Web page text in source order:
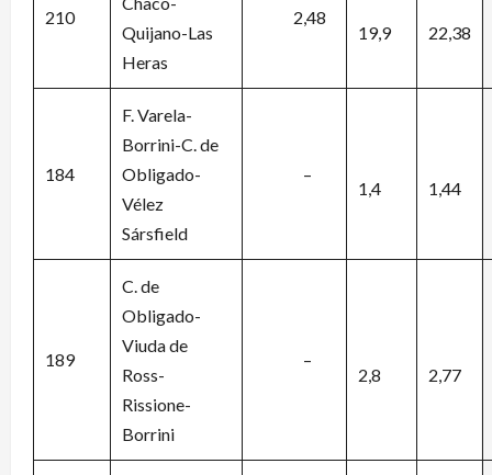
210
Quijano-Las
Heras
2,48
19,9 22,38
184
F. Varela-
Borrini-C. de
Obligado-
Vélez
Sársfield
–
1,4 1,44
189
C. de
Obligado-
Viuda de
Ross-
Rissione-
Borrini
–
2,8 2,77